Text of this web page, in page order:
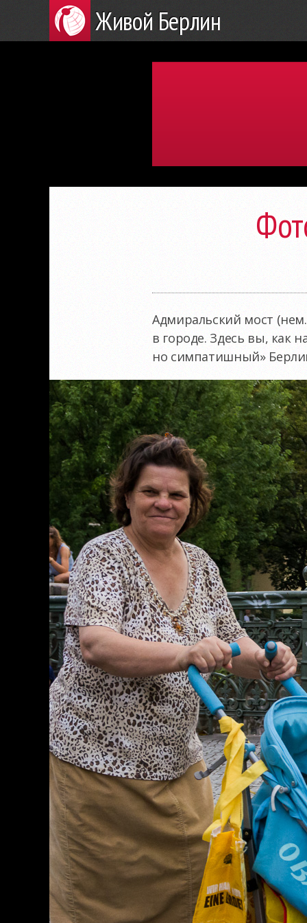
Живой Берлин
Адмиральский мост
в городе. Здесь вы, как
но симпатишный»